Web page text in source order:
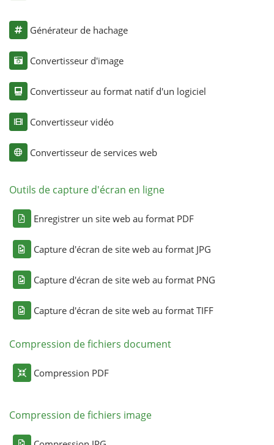
Générateur de hachage
Convertisseur d'image
Convertisseur au format natif d'un logiciel
Convertisseur vidéo
Convertisseur de services web
Outils de capture d'écran en ligne
Enregistrer un site web au format PDF
Capture d'écran de site web au format JPG
Capture d'écran de site web au format PNG
Capture d'écran de site web au format TIFF
Compression de fichiers document
Compression PDF
Compression de fichiers image